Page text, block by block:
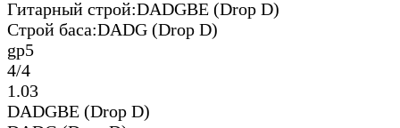
Гитарный строй:DADGBE (Drop D)
Строй баса:DADG (Drop D)
gp5
4/4
1.03
DADGBE (Drop D)